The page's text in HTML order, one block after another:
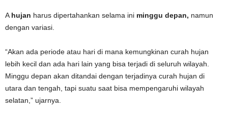
A hujan harus dipertahankan selama ini minggu depan, namun
dengan variasi.
“Akan ada periode atau hari di mana kemungkinan curah hujan
lebih kecil dan ada hari lain yang bisa terjadi di seluruh wilayah.
Minggu depan akan ditandai dengan terjadinya curah hujan di
utara dan tengah, tapi suatu saat bisa mempengaruhi wilayah
selatan,” ujarnya.